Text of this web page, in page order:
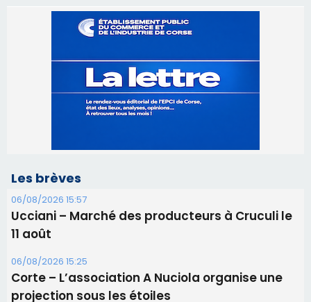
06/08/2026 15:57
Ucciani – Marché des producteurs à Cruculi le
Corte – L’association A Nuciola organise une
projection sous les étoiles
06/08/2026 15:04
Alata - Soirée Tango Argentin au stade de San
Benedetto
05/08/2026 09:53
Biguglia : messe de la Sainte-Marie et
procession le 14 août